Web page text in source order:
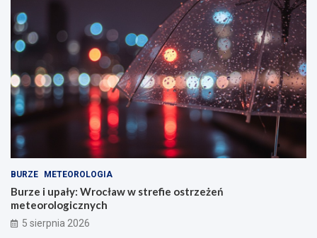
BURZE METEOROLOGIA
Burze i upały: Wrocław w strefie ostrzeżeń
meteorologicznych
5 sierpnia 2026